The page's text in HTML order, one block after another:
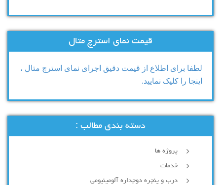
قیمت نمای استرچ متال
لطفا برای اطلاع از قیمت دقیق اجرای نمای استرچ متال ،
اینجا را کلیک نمایید.
دسته بندی مطالب :
پروژه ها
خدمات
درب و پنجره دوجداره آلومینیومی